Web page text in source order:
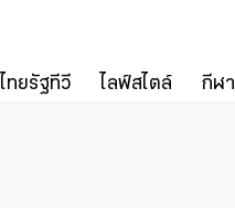
ไทยรัฐทีวี ไลฟ์สไตล์ กีฬา